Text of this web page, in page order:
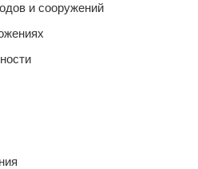
и сооружений